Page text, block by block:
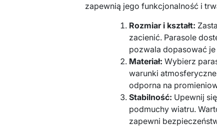
zapewnią jego funkcjonalność i
Rozmiar i kształt:
zacienić. Parasole
pozwala dopasować
Materiał: Wybierz
warunki
odporna na
Stabilność: Upewnij
podmuchy wiatru.
zapewni